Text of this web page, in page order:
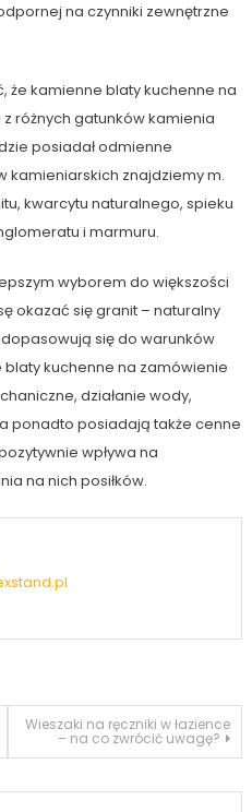
na czynniki zewnętrzne
że kamienne blaty kuchenne na
różnych gatunków kamienia
posiadał odmienne
kamieniarskich znajdziemy m.
kwarcytu naturalnego, spieku
i marmuru.
wyborem do większości
okazać się granit – naturalny
się do warunków
kuchenne na zamówienie
działanie wody,
ponadto posiadają także cenne
wpływa na
na nich posiłków.
Wieszaki na ręczniki w łazience
– na co zwrócić uwagę?